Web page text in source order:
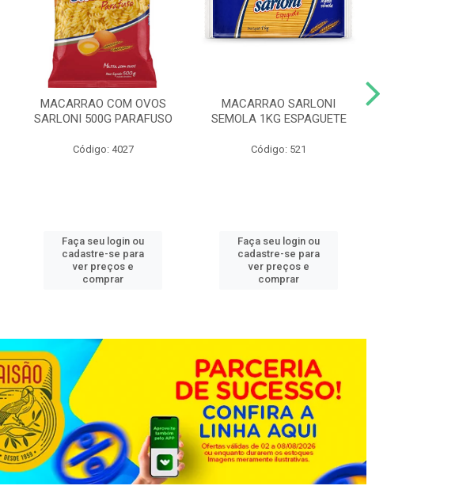
MACARRAO COM OVOS
SARLONI 500G PARAFUSO
Código: 4027
Faça seu login ou
cadastre-se para
ver preços e
comprar
MACARRAO SARLONI
SEMOLA 1KG ESPAGUETE
Código: 521
Faça seu login ou
cadastre-se para
ver preços e
comprar